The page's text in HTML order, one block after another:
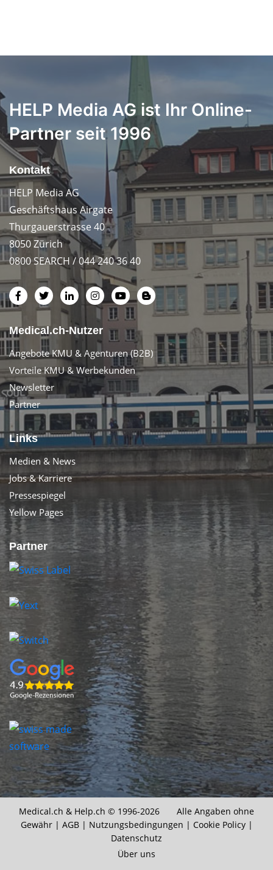
HELP Media AG ist Ihr Online-
Partner seit 1996
Kontakt
HELP Media AG
Geschäftshaus Airgate
Thurgauerstrasse 40
8050 Zürich
0800 SEARCH / 044 240 36 40
Medical.ch-Nutzer
Angebote KMU & Agenturen (B2B)
Vorteile KMU & Werbekunden
Newsletter
Partner
Links
Medien & News
Jobs & Karriere
Pressespiegel
Yellow Pages
Partner
Medical.ch & Help.ch © 1996-2026 Alle Angaben ohne
Gewähr | AGB| Nutzungsbedingungen | Cookie Policy|
Datenschutz
Über uns